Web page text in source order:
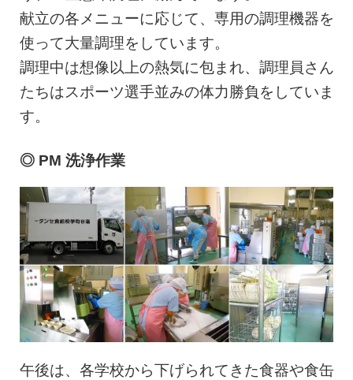
献立の各メニューに応じて、専用の調理機器を
使って大量調理をしています。
調理中は想像以上の熱気に包まれ、調理員さん
たちはスポーツ選手並みの体力勝負をしていま
す。
◎ PM 洗浄作業
午後は、各学校から下げられてきた食器や食缶